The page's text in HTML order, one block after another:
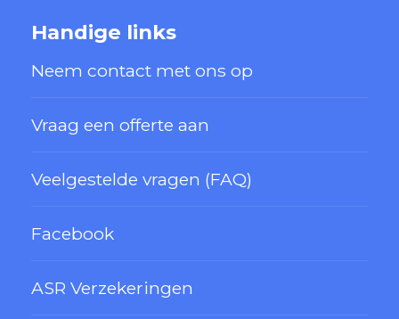
Handige links
Neem contact met ons op
Vraag een offerte aan
Veelgestelde vragen (FAQ)
Facebook
ASR Verzekeringen